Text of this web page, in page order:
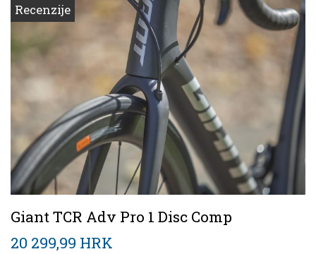
Recenzije
Giant TCR Adv Pro 1 Disc Comp
20 299,99 HRK